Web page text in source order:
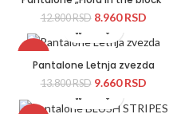
Novo
12.800RSD 8.960RSD
-30%
Novo
Pantalone Letnja zvezda
13.800RSD 9.660RSD